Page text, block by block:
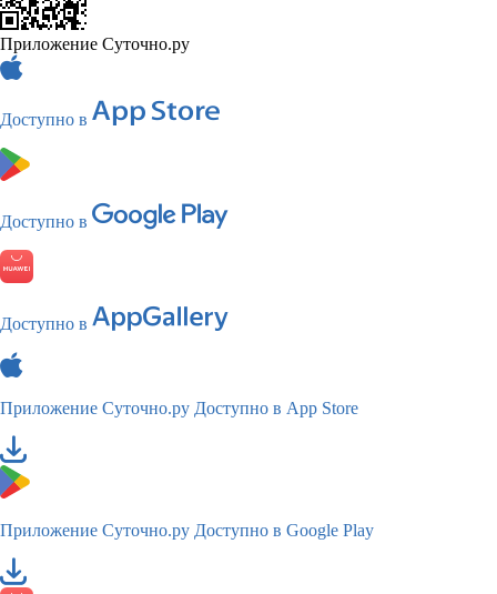
Приложение Суточно.ру
Доступно в
Доступно в
Доступно в
Приложение Суточно.ру Доступно в App Store
Приложение Суточно.ру Доступно в Google Play